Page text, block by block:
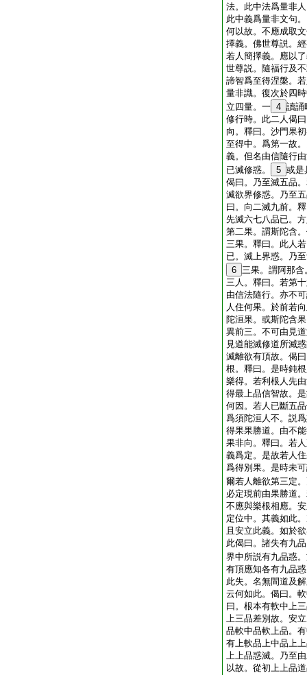
法。此中法爲量非
此中義爲量非文句
何以故。不應成取
擇義。佛世尊説。
若人簡擇義。應以
世尊説。隨福行及
諦智爲至得涅槃。
量非識。復次於四
立四量。一 4 讀誦
修行時。此二人偈
向。釋曰。沙門果
至得中。爲第一故
義。但名由信隨行
已滅修惑。
5 或是
偈曰。乃至滅五品
滅欲界修惑。乃至
曰。向二滅九前。
先滅六七八品已。
第二果。謂斯陀含
三果。釋曰。此人
已。滅上界惑。乃
6 三果。謂阿那
三人。釋曰。若第
由信法隨行。亦不
人住何果。於前若
陀洹果。或斯陀含
異前三。不可由見
見道能滅修道所滅
滅離欲有頂故。偈
根。釋曰。是時鈍
樂得。若利根人先
得最上品信智故。
何因。若人已斷五
爲須陀洹人不。説
得果果勝道。由不
果非向。釋曰。若
義爲定。是故若人
爲得別果。是時未
爾若人離欲第三定
必定現前由果勝道
不應與樂根相應。
定位中。其義如此
且安立此義。如於
此偈曰。諸失有九
界中所説有九品惑
有頂應知各有九品
此失。名無間道及
云何如此。偈曰。
曰。根本有軟中上
上三品差別故。安
品軟中品軟上品。
有上軟品上中品上
上上品惑滅。乃至
以故。從初上上品